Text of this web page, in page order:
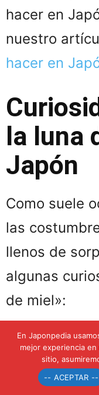
hacer en
nuestro
hacer en
la luna
Japón
Como suele
las
llenos de
algunas
de miel»:
Hace más
Babilonia,
regalaba
En Japonpedia
mejor experiencia
sitio,
-- ACEPTAR --